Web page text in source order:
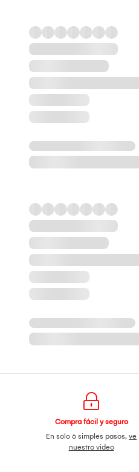
Compra fácil y seguro
En solo 6 simples pasos,ve
nuestro video